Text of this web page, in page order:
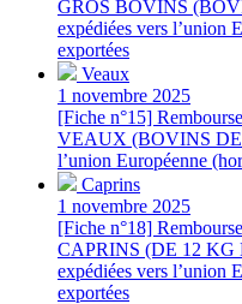
GROS BOVINS
expédiées vers l’union
exportées
Veaux
1 novembre 2025
[Fiche n°15]
VEAUX (BOVINS DE
l’union Européenne
Caprins
1 novembre 2025
[Fiche n°18]
CAPRINS (DE 12 KG
expédiées vers l’union
exportées